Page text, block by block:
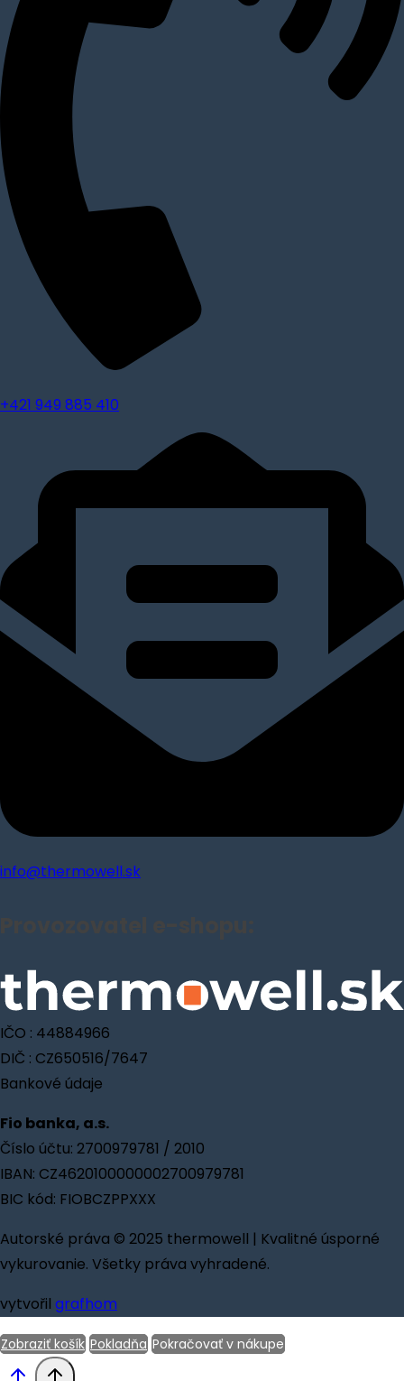
+421 949 885 410
info@thermowell.sk
IČO : 44884966
DIČ : CZ650516/7647
Bankové údaje
Fio banka, a.s.
Číslo účtu: 2700979781 / 2010
IBAN: CZ4620100000002700979781
BIC kód: FIOBCZPPXXX
Autorské práva © 2025 thermowell | Kvalitné úsporné
vykurovanie. Všetky práva vyhradené.
vytvořil grafhom
Zobraziť košík Pokladňa Pokračovať v nákupe